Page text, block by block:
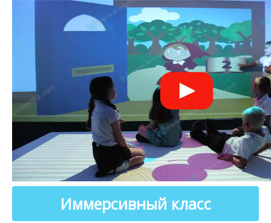
Иммерсивный класс